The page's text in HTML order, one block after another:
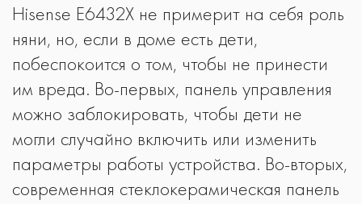
Hisense E6432X не примерит на себя роль
няни, но, если в доме есть дети,
побеспокоится о том, чтобы не принести
им вреда. Во-первых, панель управления
можно заблокировать, чтобы дети не
могли случайно включить или изменить
параметры работы устройства. Во-вторых,
современная стеклокерамическая панель